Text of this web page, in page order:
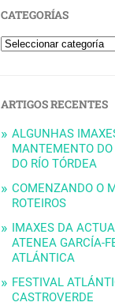
CATEGORÍAS
ARTIGOS RECENTES
ALGUNHAS
MANTEMENTO DO
DO RÍO TÓRDEA
COMENZANDO O
ROTEIROS
IMAXES DA
ATENEA GARCÍA-
ATLÁNTICA
FESTIVAL
CASTROVERDE